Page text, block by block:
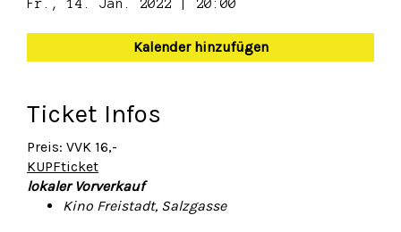
Fr., 14. Jan. 2022 | 20:00
Kalender hinzufügen
Ticket Infos
Preis: VVK 16,-
KUPFticket
lokaler Vorverkauf
Kino Freistadt, Salzgasse